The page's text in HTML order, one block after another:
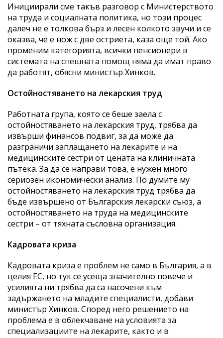
Инициирали сме такъв разговор с Министерството
на труда и социалната политика, но този процес
далеч не е толкова бърз и лесен колкото звучи и се
оказва, че е нож с две остриета, каза още той. Ако
променим категорията, всички пенсионери в
системата на спешната помощ няма да имат право
да работят, обясни министър Хинков.
Остойностяването на лекарския труд
Работната група, която се беше заела с
остойностяването на лекарския труд, трябва да
извърши финансов подвиг, за да може да
разграничи заплащането на лекарите и на
медицинските сестри от цената на клиничната
пътека. За да се направи това, е нужен много
сериозен икономически анализ. По думите му
остойностяването на лекарския труд трябва да
бъде извършено от Българския лекарски съюз, а
остойностяването на труда на медицинските
сестри – от тяхната съсловна организация.
Кадровата криза
Кадровата криза е проблем не само в България, а в
целия ЕС, но тук се усеща значително повече и
усилията ни трябва да са насочени към
задържането на младите специалисти, добави
министър Хинков. Според него решението на
проблема е в облекчаване на условията за
специализациите на лекарите, както и в